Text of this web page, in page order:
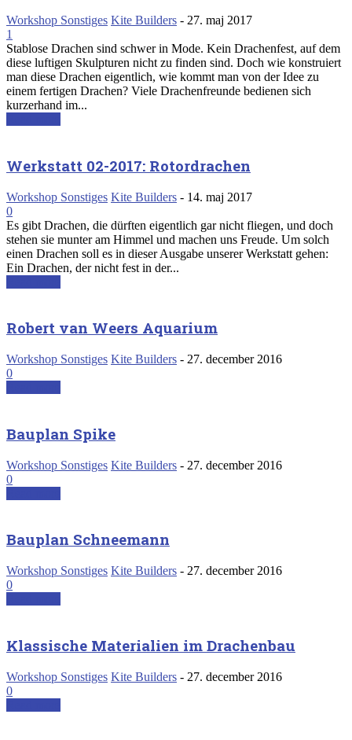
Workshop Sonstiges Kite Builders - 27. maj 2017
1
Stablose Drachen sind schwer in Mode. Kein Drachenfest, auf dem
diese luftigen Skulpturen nicht zu finden sind. Doch wie konstruiert
man diese Drachen eigentlich, wie kommt man von der Idee zu
einem fertigen Drachen? Viele Drachenfreunde bedienen sich
kurzerhand im...
Werkstatt 02-2017: Rotordrachen
Workshop Sonstiges Kite Builders - 14. maj 2017
0
Es gibt Drachen, die dürften eigentlich gar nicht fliegen, und doch
stehen sie munter am Himmel und machen uns Freude. Um solch
einen Drachen soll es in dieser Ausgabe unserer Werkstatt gehen:
Ein Drachen, der nicht fest in der...
Robert van Weers Aquarium
Workshop Sonstiges Kite Builders - 27. december 2016
0
Bauplan Spike
Workshop Sonstiges Kite Builders - 27. december 2016
0
Bauplan Schneemann
Workshop Sonstiges Kite Builders - 27. december 2016
0
Klassische Materialien im Drachenbau
Workshop Sonstiges Kite Builders - 27. december 2016
0